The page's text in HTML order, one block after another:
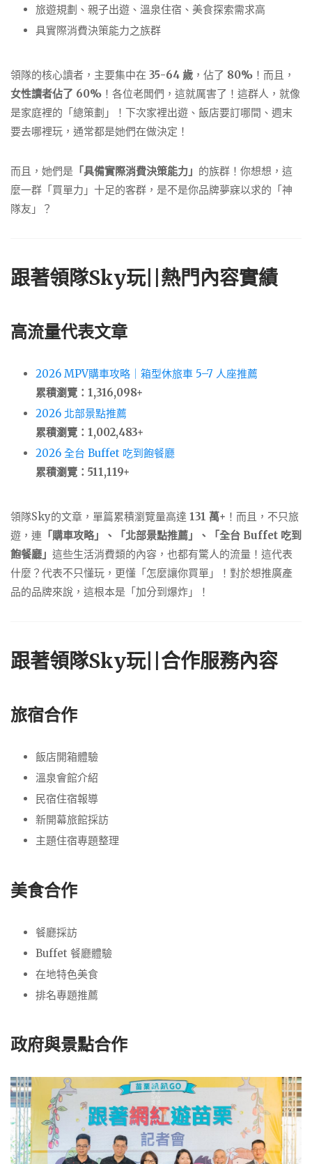
旅遊規劃、親子出遊、溫泉住宿、美食探索需求高
具實際消費決策能力之族群
領隊的核心讀者，主要集中在 35-64 歲 ，佔了 80% ！而且，
女性讀者佔了 60% ！各位老闆們，這就厲害了！這群人，就像
是家庭裡的「總策劃」！下次家裡出遊、飯店要訂哪間、週末
要去哪裡玩，通常都是她們在做決定！
而且，她們是 「具備實際消費決策能力」 的族群！你想想，這
麼一群「買單力」十足的客群，是不是你品牌夢寐以求的「神
隊友」？
跟著領隊Sky玩||熱門內容實績
高流量代表文章
2026 MPV購車攻略｜箱型休旅車 5–7 人座推薦
累積瀏覽：1,316,098+
2026 北部景點推薦
累積瀏覽：1,002,483+
2026 全台 Buffet 吃到飽餐廳
累積瀏覽：511,119+
領隊Sky的文章，單篇累積瀏覽量高達 131 萬+ ！而且，不只旅
遊，連 「購車攻略」、「北部景點推薦」、「全台 Buffet 吃到
飽餐廳」 這些生活消費類的內容，也都有驚人的流量！這代表
什麼？代表不只懂玩，更懂「怎麼讓你買單」！對於想推廣產
品的品牌來說，這根本是「加分到爆炸」！
跟著領隊Sky玩||合作服務內容
旅宿合作
飯店開箱體驗
溫泉會館介紹
民宿住宿報導
新開幕旅館採訪
主題住宿專題整理
美食合作
餐廳採訪
Buffet 餐廳體驗
在地特色美食
排名專題推薦
政府與景點合作